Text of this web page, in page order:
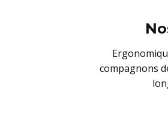
compagnons